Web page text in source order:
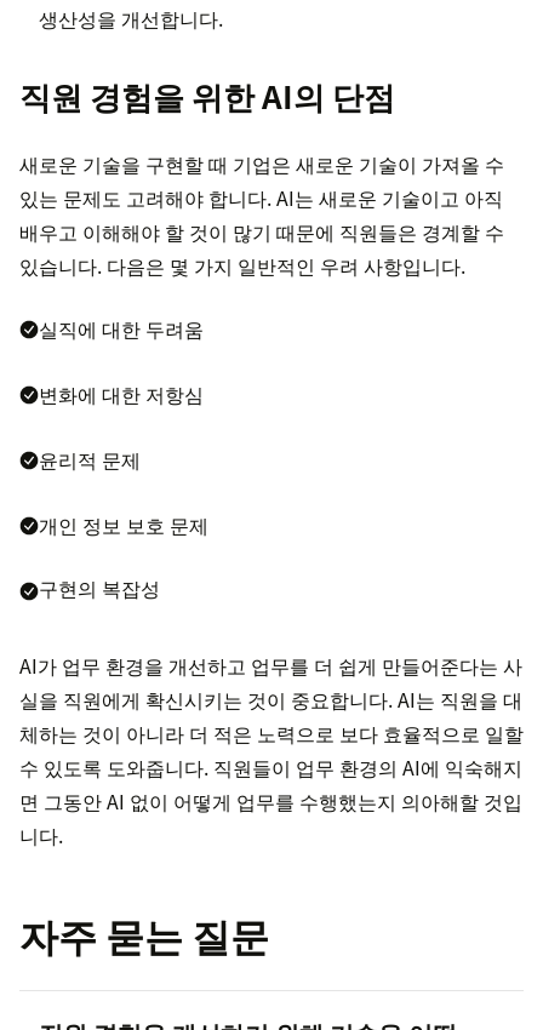
생산성을 개선합니다.
직원 경험을 위한 AI의 단점
새로운 기술을 구현할 때 기업은 새로운 기술이 가져올 수
있는 문제도 고려해야 합니다. AI는 새로운 기술이고 아직
배우고 이해해야 할 것이 많기 때문에 직원들은 경계할 수
있습니다. 다음은 몇 가지 일반적인 우려 사항입니다.
실직에 대한 두려움
변화에 대한 저항심
윤리적 문제
개인 정보 보호 문제
구현의 복잡성
AI가 업무 환경을 개선하고 업무를 더 쉽게 만들어준다는 사
실을 직원에게 확신시키는 것이 중요합니다. AI는 직원을 대
체하는 것이 아니라 더 적은 노력으로 보다 효율적으로 일할
수 있도록 도와줍니다. 직원들이 업무 환경의 AI에 익숙해지
면 그동안 AI 없이 어떻게 업무를 수행했는지 의아해할 것입
니다.
자주 묻는 질문